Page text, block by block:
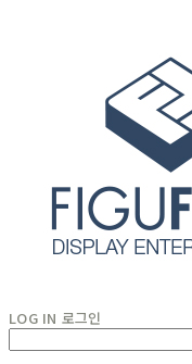
LOG IN 로그인